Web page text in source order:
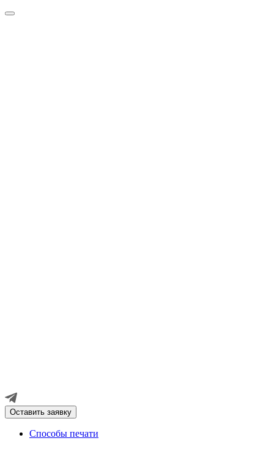
Оставить заявку
Способы печати